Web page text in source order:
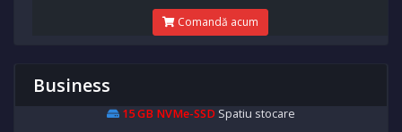
Comandă acum
Business
15 GB NVMe-SSD Spatiu stocare